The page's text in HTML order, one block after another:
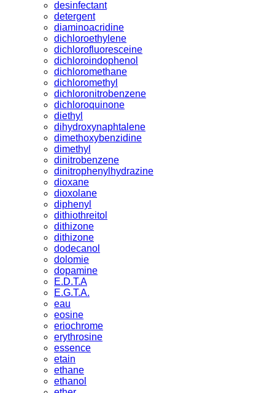
desinfectant
detergent
diaminoacridine
dichloroethylene
dichlorofluoresceine
dichloroindophenol
dichloromethane
dichloromethyl
dichloronitrobenzene
dichloroquinone
diethyl
dihydroxynaphtalene
dimethoxybenzidine
dimethyl
dinitrobenzene
dinitrophenylhydrazine
dioxane
dioxolane
diphenyl
dithiothreitol
dithizone
dithizone
dodecanol
dolomie
dopamine
E.D.T.A
E.G.T.A.
eau
eosine
eriochrome
erythrosine
essence
etain
ethane
ethanol